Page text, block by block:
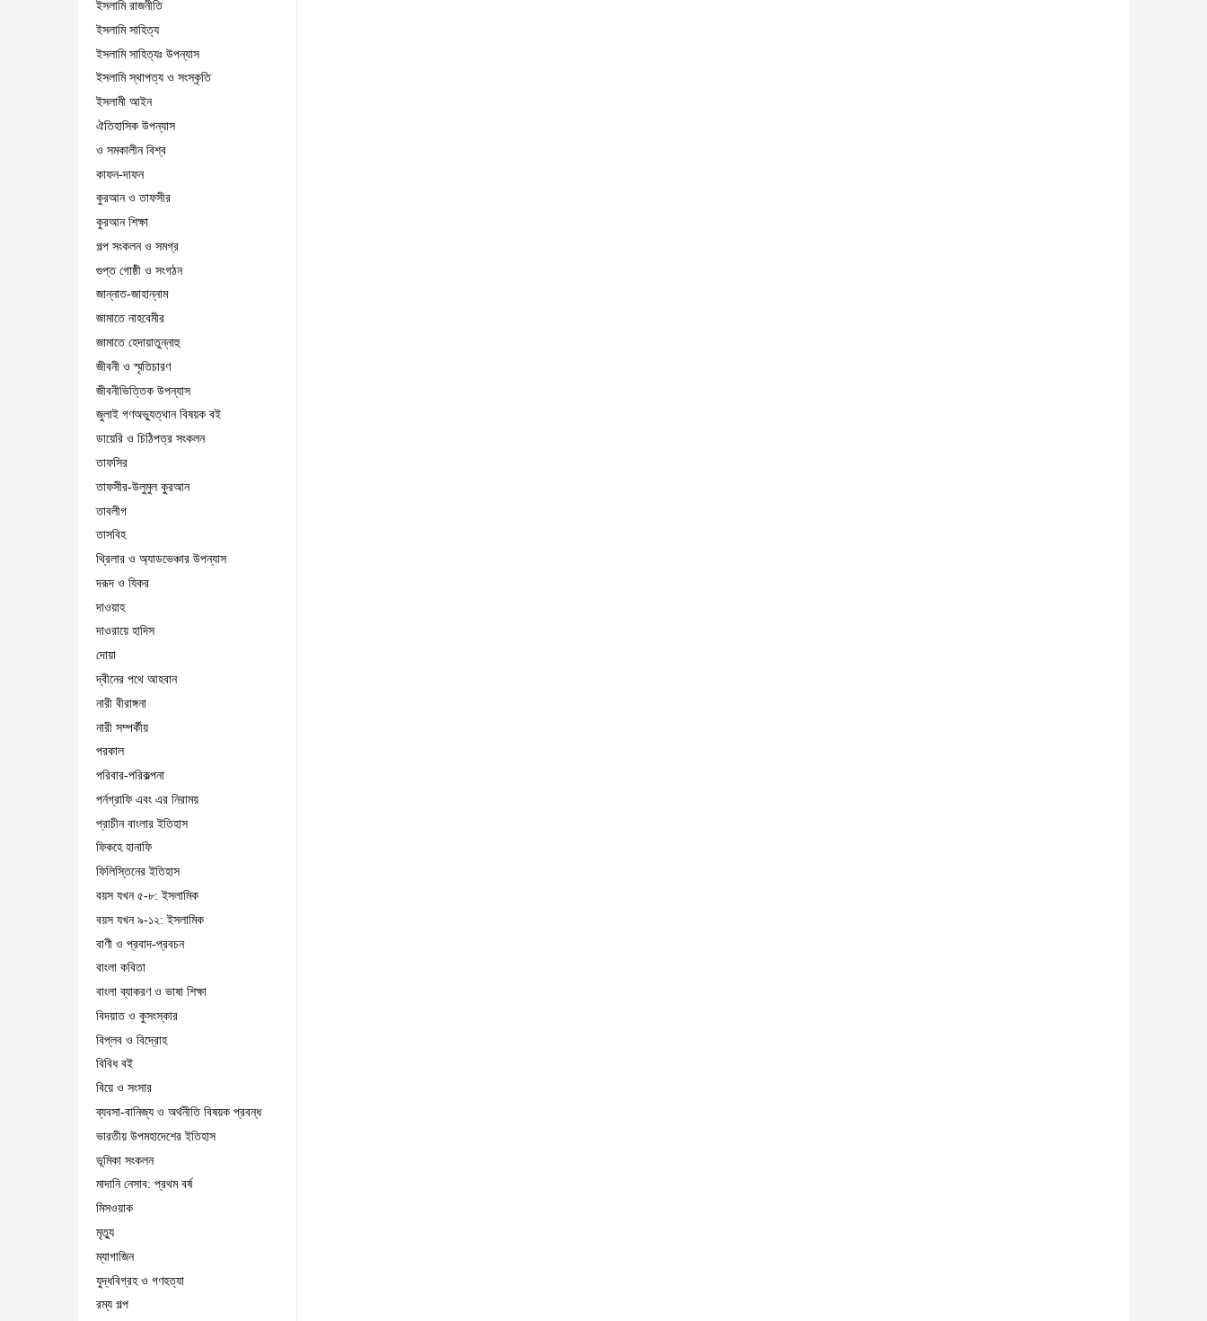
ইসলামি রাজনীতি
ইসলামি সাহিত্য
ইসলামি সাহিত্যঃ উপন্যাস
ইসলামি স্থাপত্য ও সংস্কৃতি
ইসলামী আইন
ঐতিহাসিক উপন্যাস
ও সমকালীন বিশ্ব
কাফন-দাফন
কুরআন ও তাফসীর
কুরআন শিক্ষা
গল্প সংকলন ও সমগ্র
গুপ্ত গোষ্ঠী ও সংগঠন
জান্নাত-জাহান্নাম
জামাতে নাহবেমীর
জামাতে হেদায়াতুন্নাহু
জীবনী ও স্মৃতিচারণ
জীবনীভিত্তিক উপন্যাস
জুলাই গণঅভ্যুত্থান বিষয়ক বই
ডায়েরি ও চিঠিপত্র সংকলন
তাফসির
তাফসীর-উলুমুল কুরআন
তাবলীগ
তাসবিহ
থ্রিলার ও অ্যাডভেঞ্চার উপন্যাস
দরূদ ও যিকর
দাওয়াহ
দাওরায়ে হাদিস
দোয়া
দ্বীনের পথে আহবান
নারী বীরাঙ্গনা
নারী সম্পর্কীয়
পরকাল
পরিবার-পরিকল্পনা
পর্নগ্রাফি এবং এর নিরাময়
প্রাচীন বাংলার ইতিহাস
ফিকহে হানাফি
ফিলিস্তিনের ইতিহাস
বয়স যখন ৫-৮: ইসলামিক
বয়স যখন ৯-১২: ইসলামিক
বাণী ও প্রবাদ-প্রবচন
বাংলা কবিতা
বাংলা ব্যাকরণ ও ভাষা শিক্ষা
বিদয়াত ও কুসংস্কার
বিপ্লব ও বিদ্রোহ
বিবিধ বই
বিয়ে ও সংসার
ব্যবসা-বানিজ্য ও অর্থনীতি বিষয়ক প্রবন্ধ
ভারতীয় উপমহাদেশের ইতিহাস
ভূমিকা সংকলন
মাদানি নেসাব: প্রথম বর্ষ
মিসওয়াক
মৃত্যু
ম্যাগাজিন
যুদ্ধবিগ্রহ ও গণহত্যা
রম্য গল্প